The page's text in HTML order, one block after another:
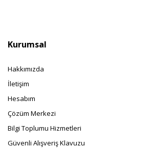
Kurumsal
Hakkımızda
İletişim
Hesabım
Çözüm Merkezi
Bilgi Toplumu Hizmetleri
Güvenli Alışveriş Klavuzu